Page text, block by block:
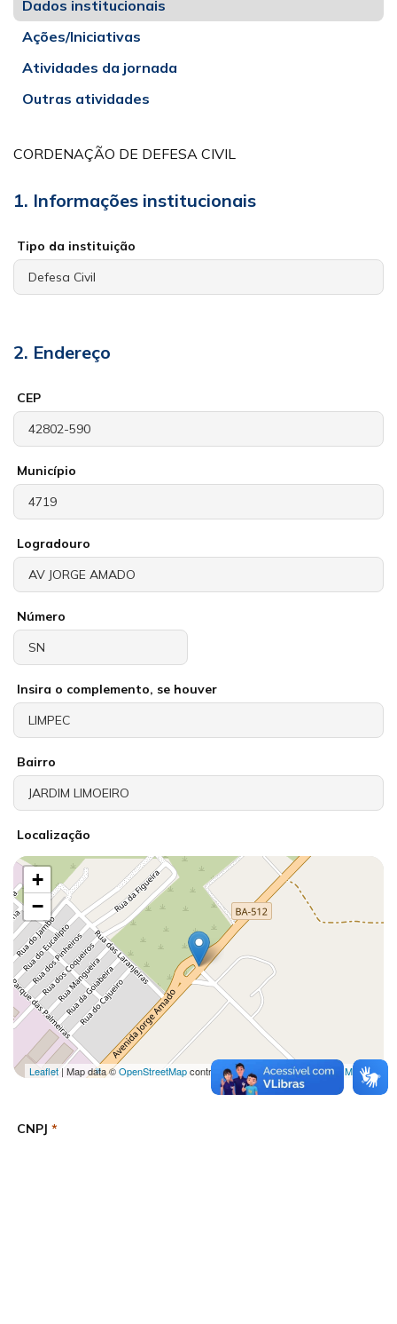
Dados institucionais
Ações/Iniciativas
Atividades da jornada
Outras atividades
CORDENAÇÃO DE DEFESA CIVIL
1. Informações institucionais
Tipo da instituição
2. Endereço
CEP
Município
Logradouro
Número
Insira o complemento, se houver
Bairro
Localização
+
−
Leaflet| Map data ©OpenStreetMapcontributors,CC-BY-SA, Imagery ©Mapbox
CNPJ *